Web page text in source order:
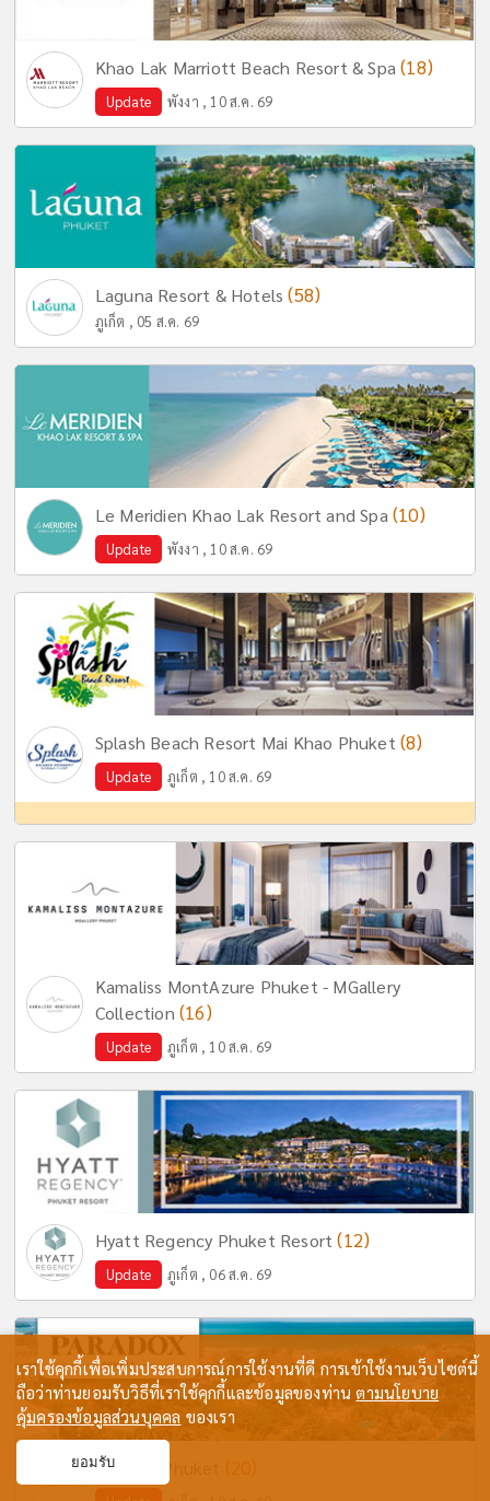
Khao Lak Marriott Beach Resort & Spa(18)
Update พังงา , 10 ส.ค. 69
Laguna Resort & Hotels(58)
ภูเก็ต , 05 ส.ค. 69
Le Meridien Khao Lak Resort and Spa(10)
Update พังงา , 10 ส.ค. 69
Splash Beach Resort Mai Khao Phuket (8)
Update ภูเก็ต , 10 ส.ค. 69
Kamaliss MontAzure Phuket - MGallery
Collection (16)
Update ภูเก็ต , 10 ส.ค. 69
Hyatt Regency Phuket Resort(12)
Update ภูเก็ต , 06 ส.ค. 69
Paradox Phuket (20)
เราใช้คุกกี้เพื่อเพิ่มประสบการณ์การใช้งานที่ดี การเข้าใช้งานเว็บไซต์นี้
ถือว่าท่านยอมรับวิธีที่เราใช้คุกกี้และข้อมูลของท่านตามนโยบาย
คุ้มครองข้อมูลส่วนบุคคล ของเรา
ยอมรับ